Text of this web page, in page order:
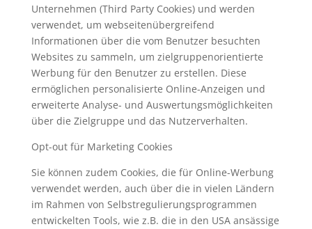
Unternehmen (Third Party Cookies) und werden
verwendet, um webseitenübergreifend
Informationen über die vom Benutzer besuchten
Websites zu sammeln, um zielgruppenorientierte
Werbung für den Benutzer zu erstellen. Diese
ermöglichen personalisierte Online-Anzeigen und
erweiterte Analyse- und Auswertungsmöglichkeiten
über die Zielgruppe und das Nutzerverhalten.
Opt-out für Marketing Cookies
Sie können zudem Cookies, die für Online-Werbung
verwendet werden, auch über die in vielen Ländern
im Rahmen von Selbstregulierungsprogrammen
entwickelten Tools, wie z.B. die in den USA ansässige